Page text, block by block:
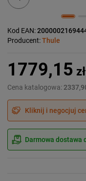
Kod EAN:
Producent:Thule
1779,15 zł
Cena katalogowa:
Kliknij i negocjuj
Darmowa dostawa